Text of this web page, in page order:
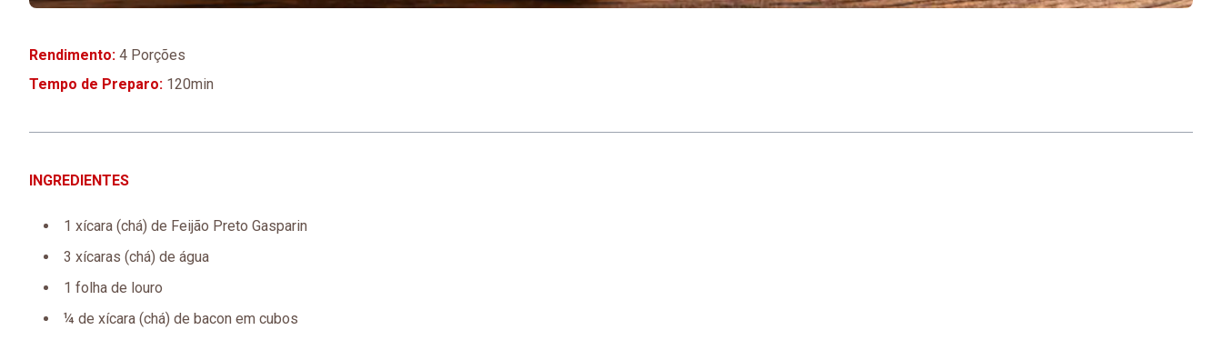
Rendimento: 4 Porções
Tempo de Preparo: 120min
INGREDIENTES
1 xícara (chá) de Feijão Preto Gasparin
3 xícaras (chá) de água
1 folha de louro
¼ de xícara (chá) de bacon em cubos